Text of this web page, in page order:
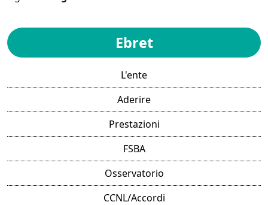
Ebret
L'ente
Aderire
Prestazioni
FSBA
Osservatorio
CCNL/Accordi